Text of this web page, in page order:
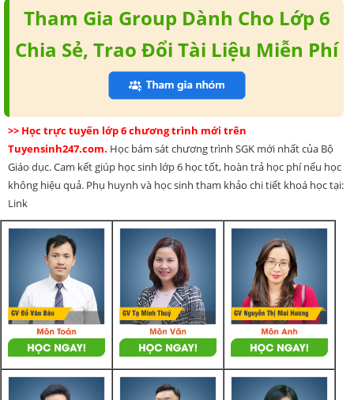
Tham Gia Group Dành Cho Lớp 6
Chia Sẻ, Trao Đổi Tài Liệu Miễn Phí
>> Học trực tuyến lớp 6 chương trình mới trên
Tuyensinh247.com. Học bám sát chương trình SGK mới nhất của Bộ
Giáo dục. Cam kết giúp học sinh lớp 6 học tốt, hoàn trả học phí nếu học
không hiệu quả. Phụ huynh và học sinh tham khảo chi tiết khoá học tại:
Link